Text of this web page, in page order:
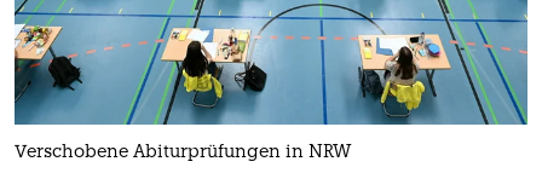
Verschobene Abiturprüfungen in NRW